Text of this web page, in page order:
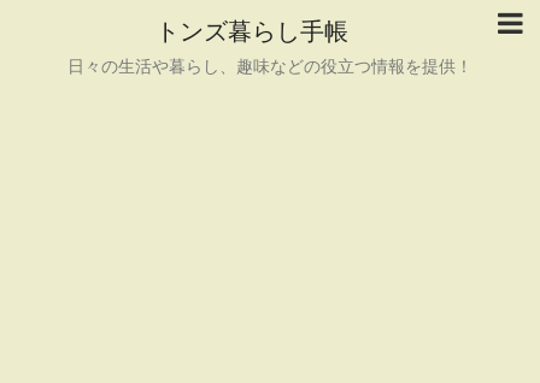
トンズ暮らし手帳
日々の生活や暮らし、趣味などの役立つ情報を提供！